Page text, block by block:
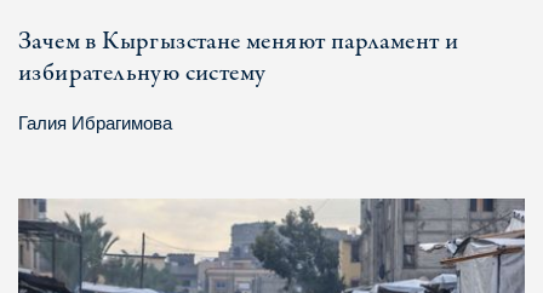
Зачем в Кыргызстане меняют парламент и
избирательную систему
Галия Ибрагимова